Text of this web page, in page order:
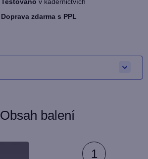
Doprava zdarma s PPL
Obsah balení